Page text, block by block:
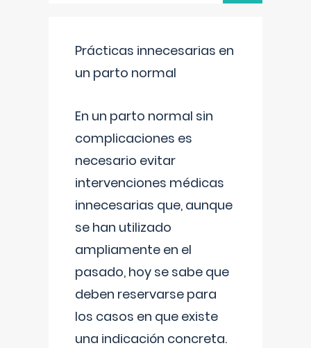
Prácticas innecesarias en
un parto normal
En un parto normal sin
complicaciones es
necesario evitar
intervenciones médicas
innecesarias que, aunque
se han utilizado
ampliamente en el
pasado, hoy se sabe que
deben reservarse para
los casos en que existe
una indicación concreta.